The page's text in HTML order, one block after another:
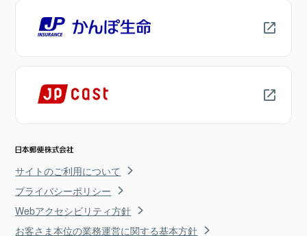
サイトのご利用について
プライバシーポリシー
Webアクセシビリティ方針
お客さま本位の業務運営に関する基本方針